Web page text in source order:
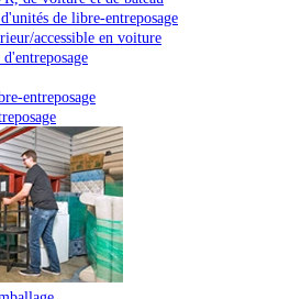
de libre-entreposage
accessible en voiture
entreposage